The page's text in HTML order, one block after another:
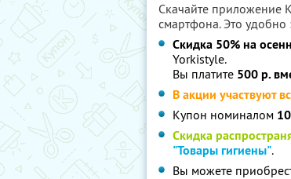
Скачайте приложение
смартфона. Это удобно
Скидка 50% на
Yorkistyle.
Вы платите 500 р.
В акции участвуют
Купон номиналом
Скидка
"Товары гигиены".
Вы можете